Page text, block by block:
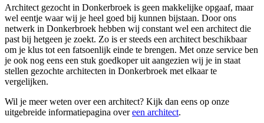
Architect gezocht in Donkerbroek is geen makkelijke opgaaf, maar
wel eentje waar wij je heel goed bij kunnen bijstaan. Door ons
netwerk in Donkerbroek hebben wij constant wel een architect die
past bij hetgeen je zoekt. Zo is er steeds een architect beschikbaar
om je klus tot een fatsoenlijk einde te brengen. Met onze service ben
je ook nog eens een stuk goedkoper uit aangezien wij je in staat
stellen gezochte architecten in Donkerbroek met elkaar te
vergelijken.
Wil je meer weten over een architect? Kijk dan eens op onze
uitgebreide informatiepagina overeen architect.